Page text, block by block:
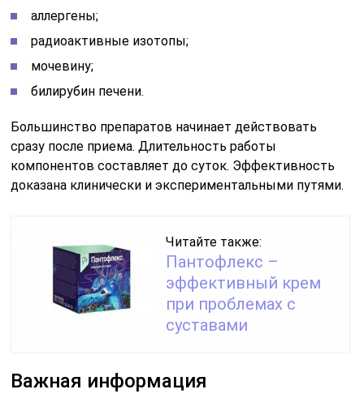
аллергены;
радиоактивные изотопы;
мочевину;
билирубин печени.
Большинство препаратов начинает действовать
сразу после приема. Длительность работы
компонентов составляет до суток. Эффективность
доказана клинически и экспериментальными путями.
Читайте также:
Пантофлекс –
эффективный крем
при проблемах с
суставами
Важная информация